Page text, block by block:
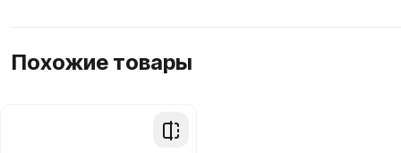
Похожие товары
Добавить